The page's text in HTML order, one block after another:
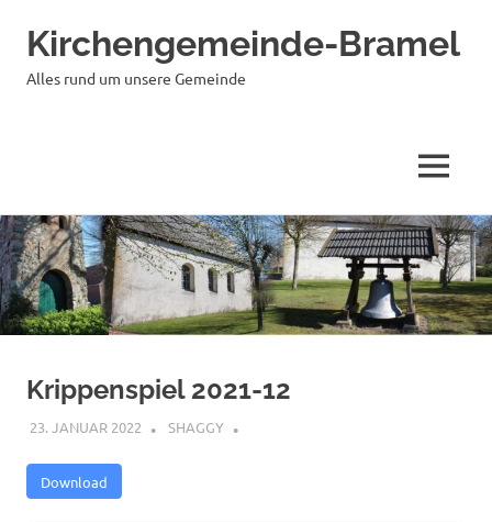
Zum
Inhalt
springen
Kirchengemeinde-Bramel
Alles rund um unsere Gemeinde
MENÜ
Krippenspiel 2021-12
23. JANUAR 2022 SHAGGY
Download